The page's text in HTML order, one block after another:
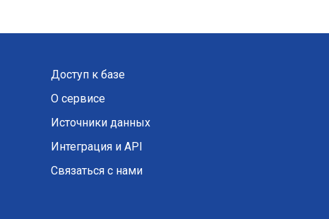
Доступ к базе
О сервисе
Источники данных
Интеграция и API
Связаться с нами